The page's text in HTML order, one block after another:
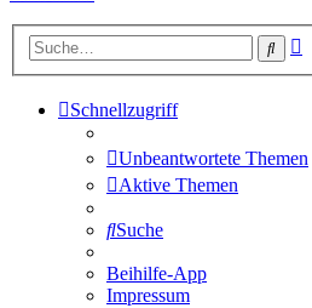
Suche
Schnellzugriff
Unbeantwortete Themen
Aktive Themen
Suche
Beihilfe-App
Impressum